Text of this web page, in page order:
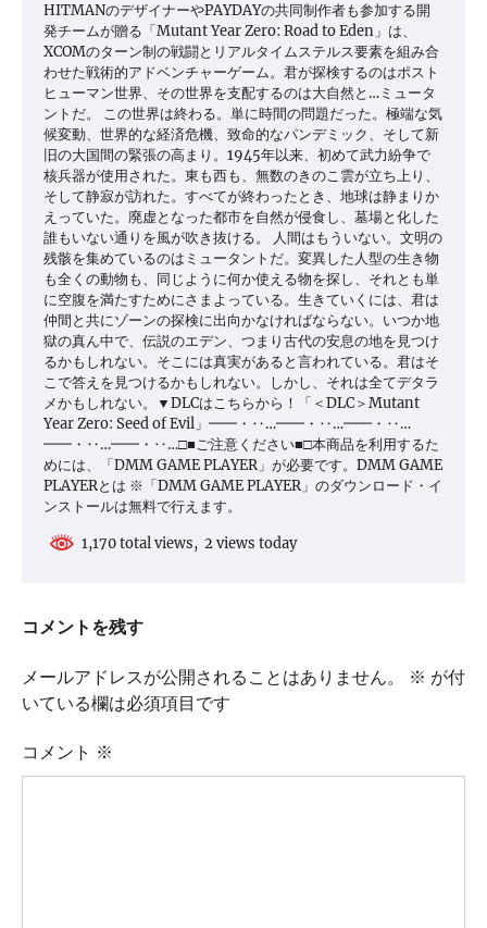
HITMANのデザイナーやPAYDAYの共同制作者も参加する開
発チームが贈る「Mutant Year Zero: Road to Eden」は、
XCOMのターン制の戦闘とリアルタイムステルス要素を組み合
わせた戦術的アドベンチャーゲーム。君が探検するのはポスト
ヒューマン世界、その世界を支配するのは大自然と…ミュータ
ントだ。 この世界は終わる。単に時間の問題だった。極端な気
候変動、世界的な経済危機、致命的なパンデミック、そして新
旧の大国間の緊張の高まり。1945年以来、初めて武力紛争で
核兵器が使用された。東も西も、無数のきのこ雲が立ち上り、
そして静寂が訪れた。すべてが終わったとき、地球は静まりか
えっていた。廃虚となった都市を自然が侵食し、墓場と化した
誰もいない通りを風が吹き抜ける。 人間はもういない。文明の
残骸を集めているのはミュータントだ。変異した人型の生き物
も全くの動物も、同じように何か使える物を探し、それとも単
に空腹を満たすためにさまよっている。生きていくには、君は
仲間と共にゾーンの探検に出向かなければならない。いつか地
獄の真ん中で、伝説のエデン、つまり古代の安息の地を見つけ
るかもしれない。そこには真実があると言われている。君はそ
こで答えを見つけるかもしれない。しかし、それは全てデタラ
メかもしれない。▼DLCはこちらから！「＜DLC＞Mutant
Year Zero: Seed of Evil」━━・‥…━━・‥…━━・‥…
━━・‥…━━・‥…□■ご注意ください■□本商品を利用するた
めには、「DMM GAME PLAYER」が必要です。DMM GAME
PLAYERとは ※「DMM GAME PLAYER」のダウンロード・イ
ンストールは無料で行えます。
1,170 total views, 2 views today
コメントを残す
メールアドレスが公開されることはありません。 ※ が付
いている欄は必須項目です
コメント ※